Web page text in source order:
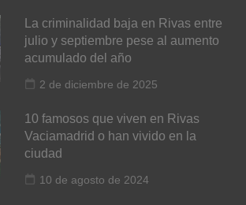
La criminalidad baja en Rivas entre
julio y septiembre pese al aumento
acumulado del año
2 de diciembre de 2025
10 famosos que viven en Rivas
Vaciamadrid o han vivido en la
ciudad
10 de agosto de 2024